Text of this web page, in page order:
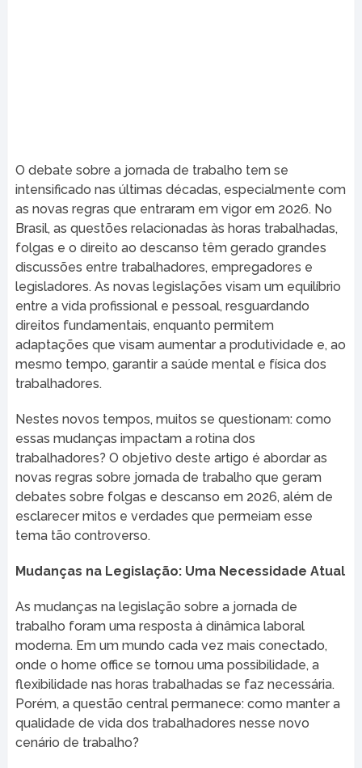
O debate sobre a jornada de trabalho tem se
intensificado nas últimas décadas, especialmente com
as novas regras que entraram em vigor em 2026. No
Brasil, as questões relacionadas às horas trabalhadas,
folgas e o direito ao descanso têm gerado grandes
discussões entre trabalhadores, empregadores e
legisladores. As novas legislações visam um equilíbrio
entre a vida profissional e pessoal, resguardando
direitos fundamentais, enquanto permitem
adaptações que visam aumentar a produtividade e, ao
mesmo tempo, garantir a saúde mental e física dos
trabalhadores.
Nestes novos tempos, muitos se questionam: como
essas mudanças impactam a rotina dos
trabalhadores? O objetivo deste artigo é abordar as
novas regras sobre jornada de trabalho que geram
debates sobre folgas e descanso em 2026, além de
esclarecer mitos e verdades que permeiam esse
tema tão controverso.
Mudanças na Legislação: Uma Necessidade Atual
As mudanças na legislação sobre a jornada de
trabalho foram uma resposta à dinâmica laboral
moderna. Em um mundo cada vez mais conectado,
onde o home office se tornou uma possibilidade, a
flexibilidade nas horas trabalhadas se faz necessária.
Porém, a questão central permanece: como manter a
qualidade de vida dos trabalhadores nesse novo
cenário de trabalho?